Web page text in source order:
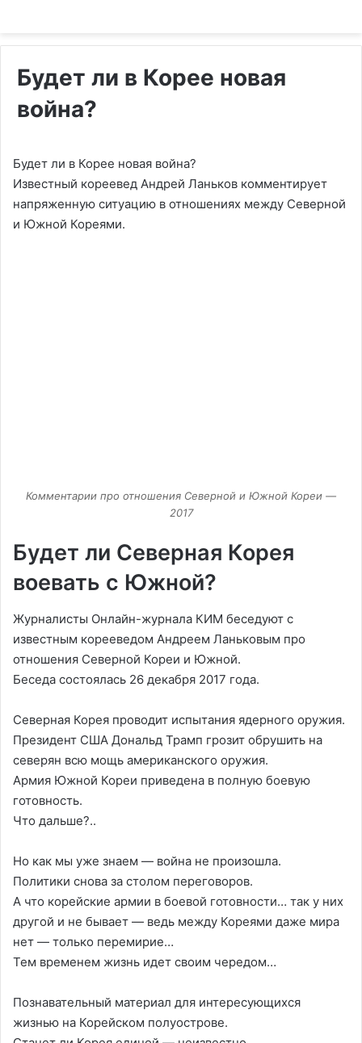
Будет ли в Корее новая
война?
Будет ли в Корее новая война?
Известный кореевед Андрей Ланьков комментирует
напряженную ситуацию в отношениях между Северной
и Южной Кореями.
Комментарии про отношения Северной и Южной Кореи —
2017
Будет ли Северная Корея
воевать с Южной?
Журналисты Онлайн-журнала КИМ беседуют с
известным корееведом Андреем Ланьковым про
отношения Северной Кореи и Южной.
Беседа состоялась 26 декабря 2017 года.
Северная Корея проводит испытания ядерного оружия.
Президент США Дональд Трамп грозит обрушить на
северян всю мощь американского оружия.
Армия Южной Кореи приведена в полную боевую
готовность.
Что дальше?..
Но как мы уже знаем — война не произошла.
Политики снова за столом переговоров.
А что корейские армии в боевой готовности… так у них
другой и не бывает — ведь между Кореями даже мира
нет — только перемирие…
Тем временем жизнь идет своим чередом…
Познавательный материал для интересующихся
жизнью на Корейском полуострове.